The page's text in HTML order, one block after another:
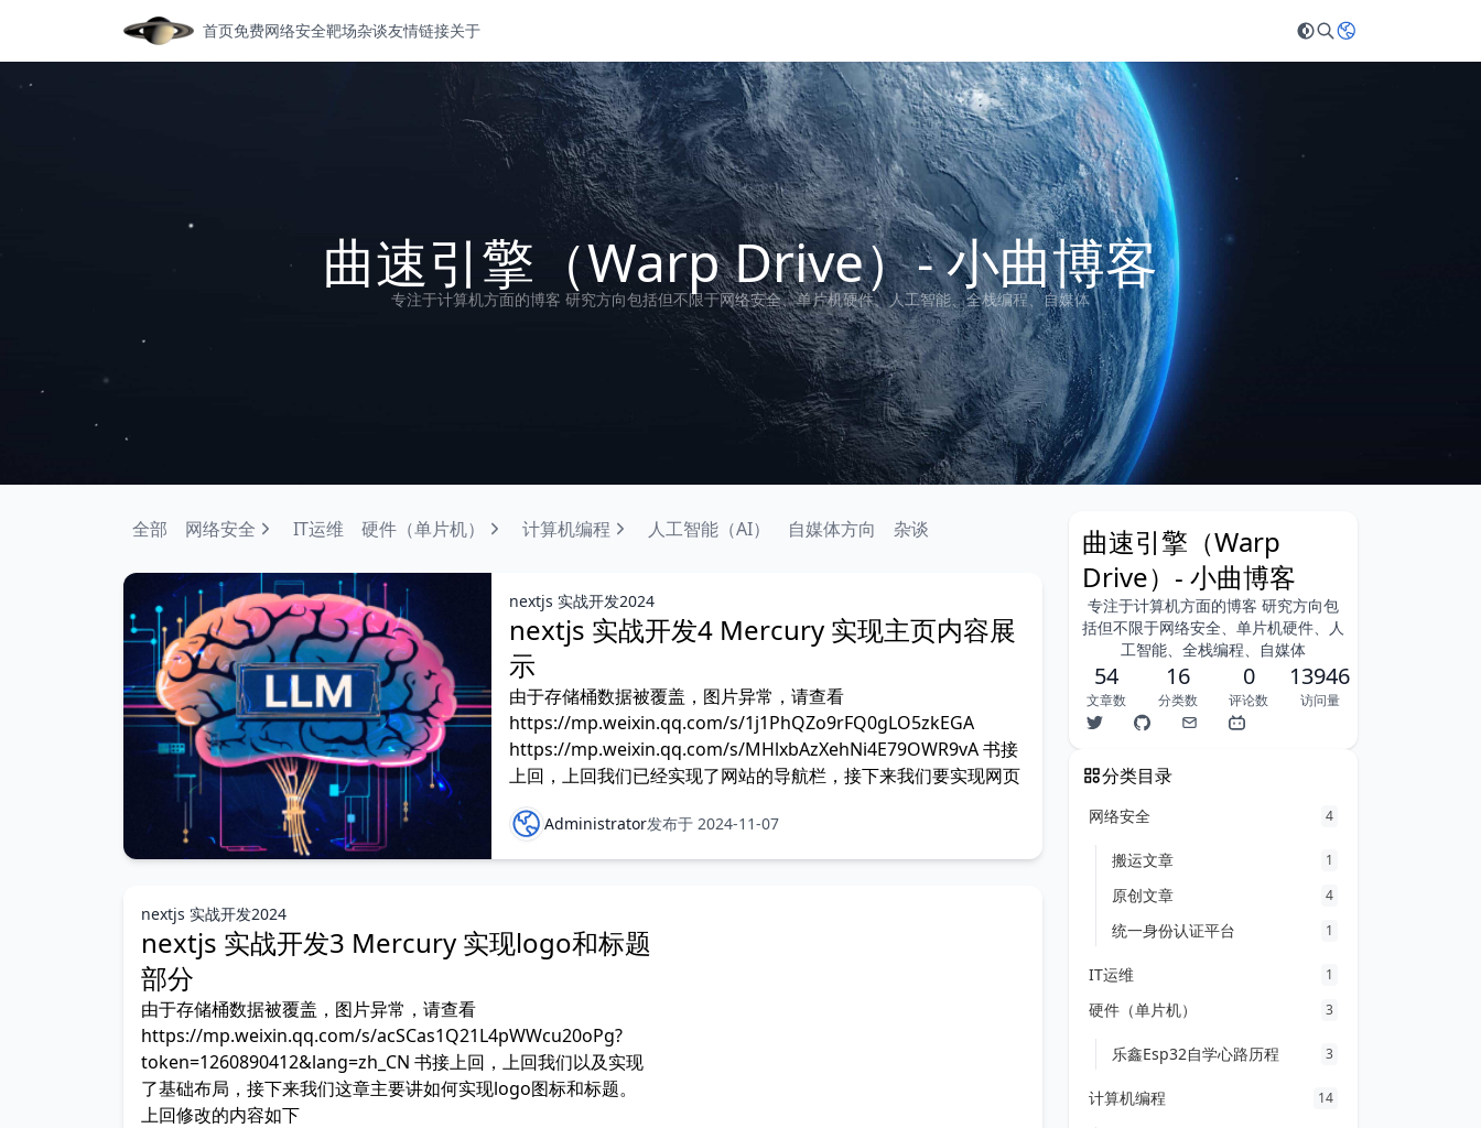
首页免费网络安全靶场杂谈友情链接关于
曲速引擎（Warp Drive）- 小曲博客
专注于计算机方面的博客 研究方向包括但不限于网络安全、单片机硬件、人工智能、全栈编程、自媒体
全部 网络安全 IT运维 硬件（单片机） 计算机编程 人工智能（AI） 自媒体方向 杂谈
nextjs 实战开发2024
nextjs 实战开发4 Mercury 实现主页内容展
示
由于存储桶数据被覆盖，图片异常，请查看
https://mp.weixin.qq.com/s/1j1PhQZo9rFQ0gLO5zkEGA
https://mp.weixin.qq.com/s/MHlxbAzXehNi4E79OWR9vA 书接
上回，上回我们已经实现了网站的导航栏，接下来我们要实现网页
Administrator发布于 2024-11-07
nextjs 实战开发2024
nextjs 实战开发3 Mercury 实现logo和标题
部分
由于存储桶数据被覆盖，图片异常，请查看
https://mp.weixin.qq.com/s/acSCas1Q21L4pWWcu20oPg?
token=1260890412&lang=zh_CN 书接上回，上回我们以及实现
了基础布局，接下来我们这章主要讲如何实现logo图标和标题。
上回修改的内容如下
曲速引擎（Warp
Drive）- 小曲博客
专注于计算机方面的博客 研究方向包
括但不限于网络安全、单片机硬件、人
工智能、全栈编程、自媒体
54
文章数
16
分类数
0
评论数
13946
访问量
分类目录
网络安全 4
搬运文章 1
原创文章 4
统一身份认证平台 1
IT运维 1
硬件（单片机） 3
乐鑫Esp32自学心路历程 3
计算机编程 14